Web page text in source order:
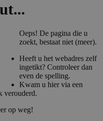
Oeps! De pagina die u
zoekt, bestaat niet (meer).
Heeft u het webadres zelf
ingetikt? Controleer dan
even de spelling.
Kwam u hier via een
verouderd.
op weg!